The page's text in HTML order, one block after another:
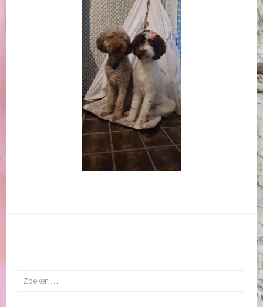
Zoeken